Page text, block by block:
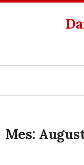
Mes: